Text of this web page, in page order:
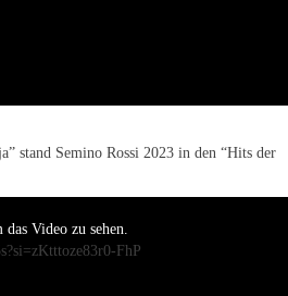
stand Semino Rossi 2023 in den “Hits der
Video zu sehen.
FhP